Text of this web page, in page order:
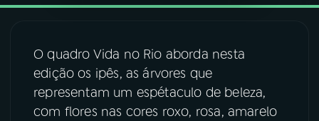
05PODCASTS
06 VIDEOCASTS
07 ÚLTIMAS
O quadro Vida no Rio aborda nesta
edição os ipês, as árvores que
representam um espétaculo de beleza,
com flores nas cores roxo, rosa, amarelo